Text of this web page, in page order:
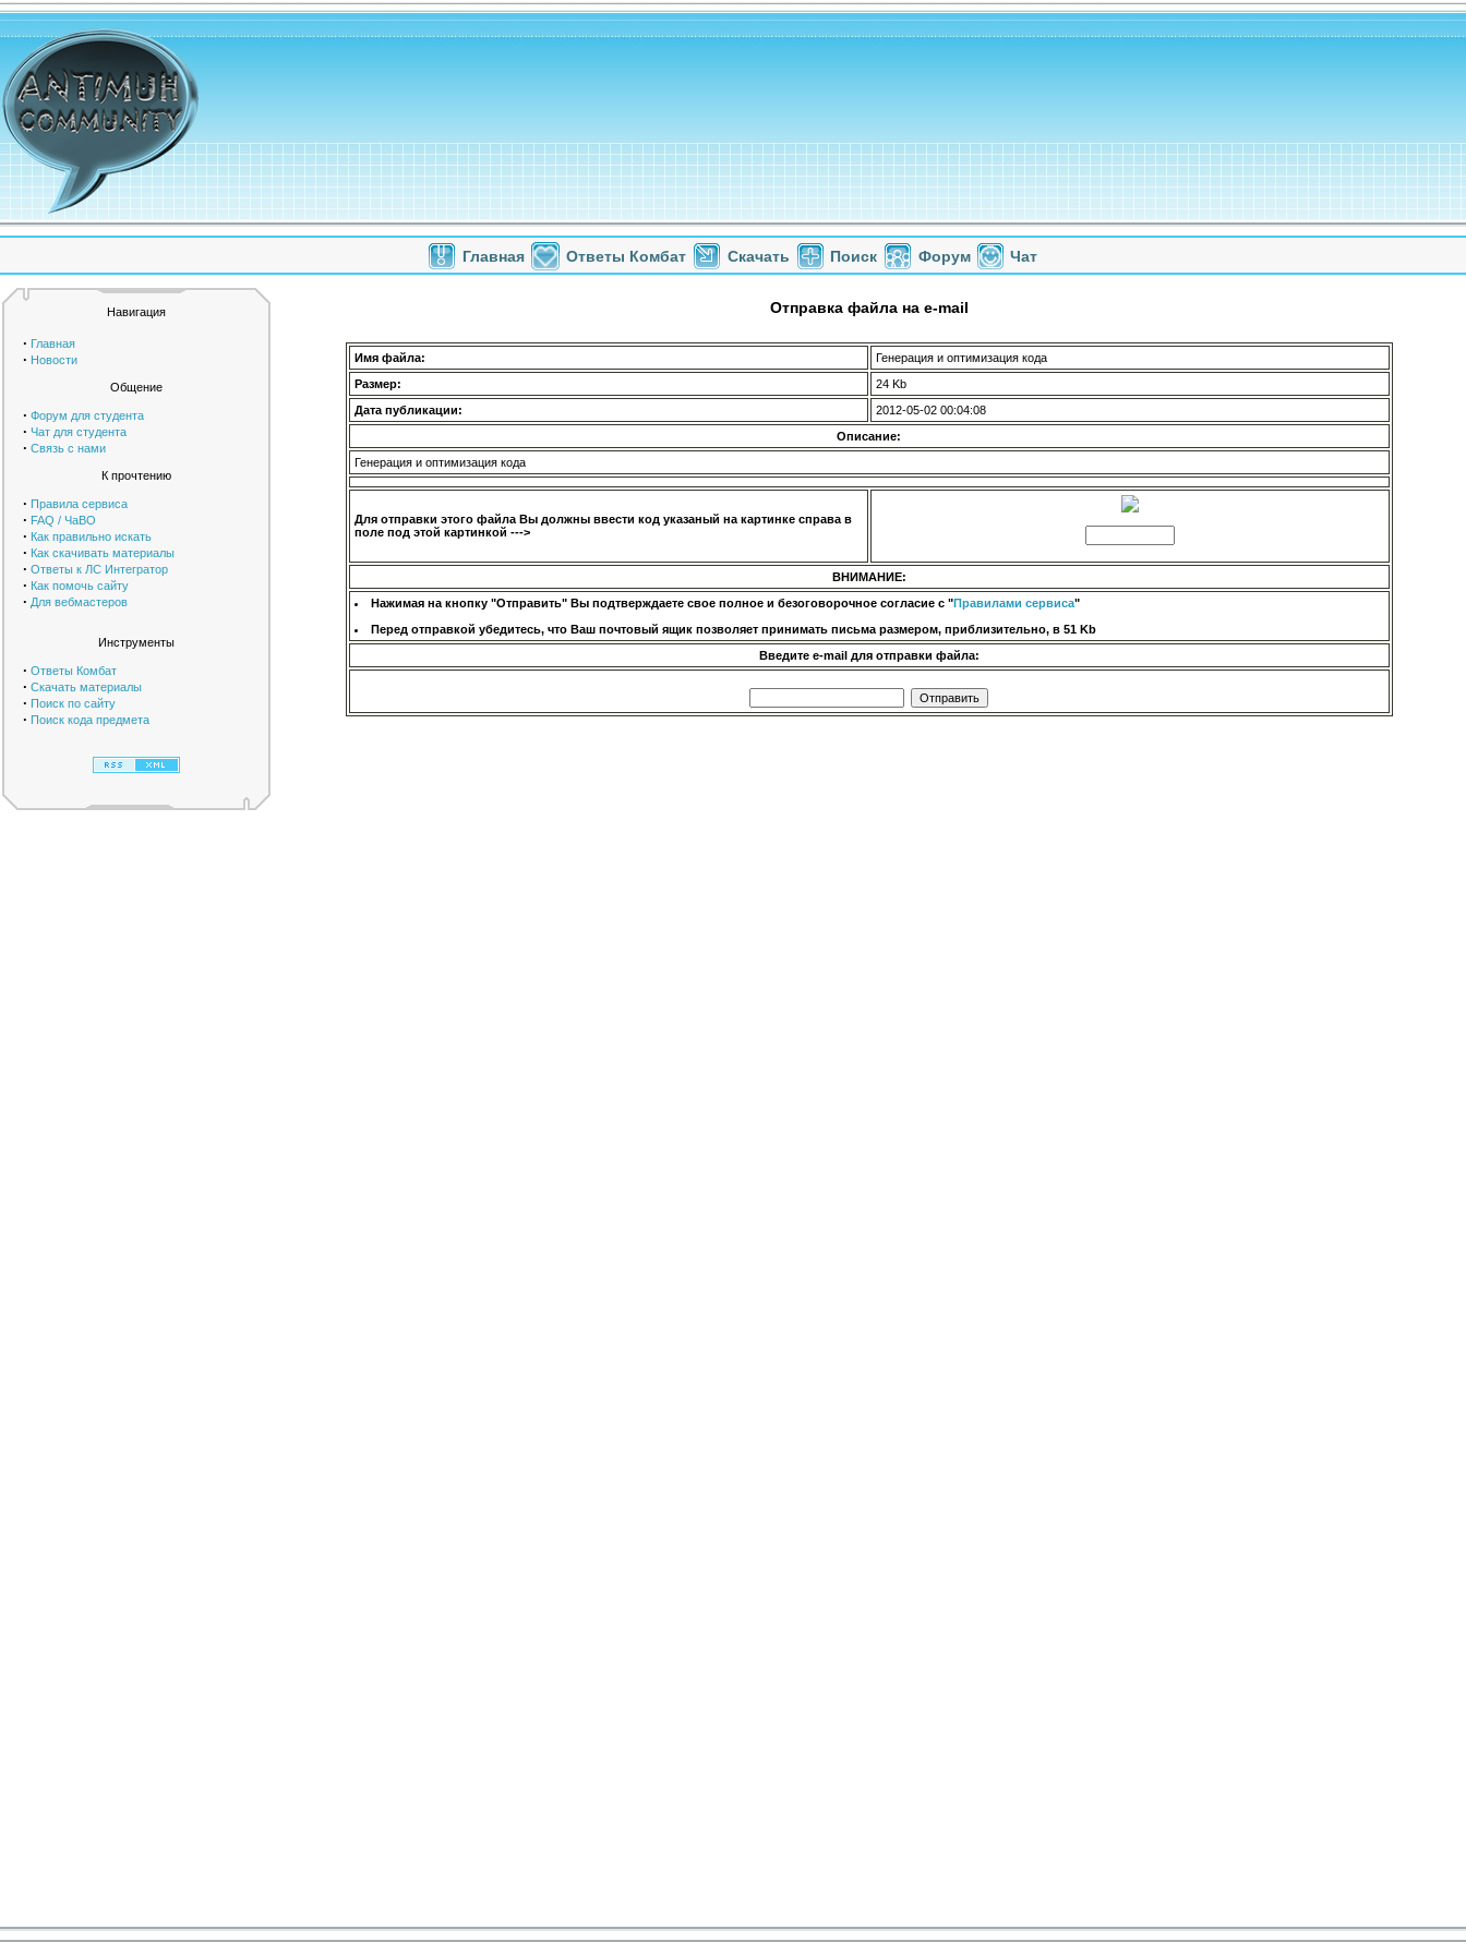
Главная Ответы Комбат Скачать Поиск Форум Чат
Навигация
· Главная
· Новости
Общение
· Форум для студента
· Чат для студента
· Связь с нами
К прочтению
· Правила сервиса
· FAQ / ЧаВО
· Как правильно искать
· Как скачивать материалы
· Ответы к ЛС Интегратор
· Как помочь сайту
· Для вебмастеров
Инструменты
· Ответы Комбат
· Скачать материалы
· Поиск по сайту
· Поиск кода предмета
Отправка файла на e-mail
Имя файла:
Генерация и оптимизация кода
Размер:
24 Kb
Дата публикации:
2012-05-02 00:04:08
Описание:
Генерация и оптимизация кода
Для отправки этого файла Вы должны ввести код указаный на картинке справа в
поле под этой картинкой --->
ВНИМАНИЕ:
Нажимая на кнопку "Отправить" Вы подтверждаете свое полное и безоговорочное согласие с "Правилами сервиса"
Перед отправкой убедитесь, что Ваш почтовый ящик позволяет принимать письма размером, приблизительно, в 51 Kb
Введите e-mail для отправки файла: